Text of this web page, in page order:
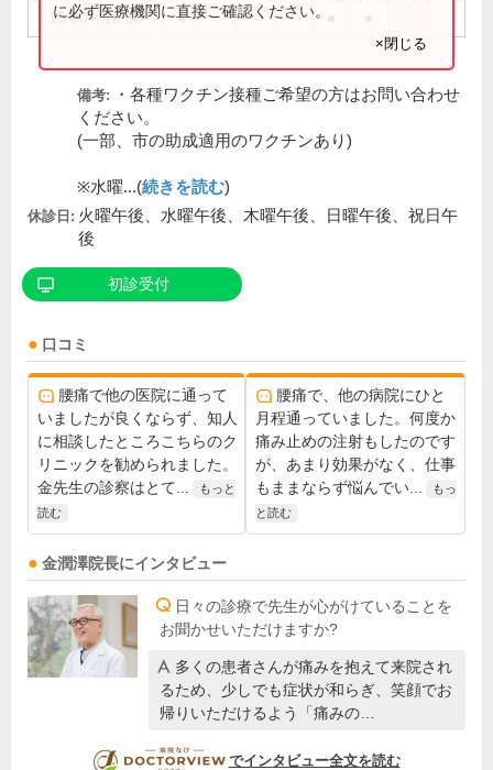
15:00～18:30 ●
に必ず医療機関に直接ご確認ください。
×閉じる
備考:
・各種ワクチン接種ご希望の方はお問い合わせ
ください。
(一部、市の助成適用のワクチンあり)
※水曜...(続きを読む)
休診日: 火曜午後、水曜午後、木曜午後、日曜午後、祝日午
後
初診受付
口コミ
腰痛で他の医院に通って
いましたが良くならず、知人
に相談したところこちらのク
リニックを勧められました。
金先生の診察はとて...
もっと
読む
腰痛で、他の病院にひと
月程通っていました。何度か
痛み止めの注射もしたのです
が、あまり効果がなく、仕事
もままならず悩んでい...
もっ
と読む
金潤澤院長にインタビュー
日々の診療で先生が心がけていることを
お聞かせいただけますか?
多くの患者さんが痛みを抱えて来院され
るため、少しでも症状が和らぎ、笑顔でお
帰りいただけるよう「痛みの…
DOCTORVIEW
でインタビュー全文を読む